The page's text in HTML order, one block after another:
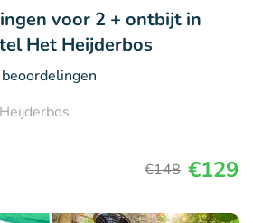
voor 2 + ontbijt in
Het Heijderbos
€148 €129